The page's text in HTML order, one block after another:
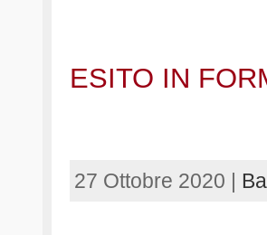
ESITO IN
27 Ottobre 2020 |